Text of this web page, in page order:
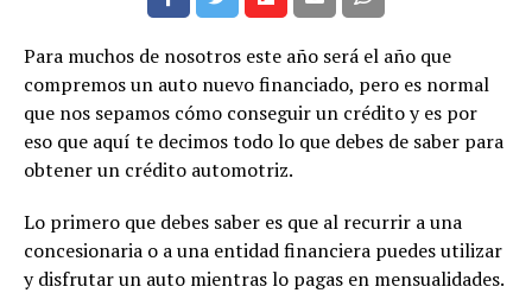
Para muchos de nosotros este año será el año que
compremos un auto nuevo financiado, pero es normal
que nos sepamos cómo conseguir un crédito y es por
eso que aquí te decimos todo lo que debes de saber para
obtener un crédito automotriz.
Lo primero que debes saber es que al recurrir a una
concesionaria o a una entidad financiera puedes utilizar
y disfrutar un auto mientras lo pagas en mensualidades.